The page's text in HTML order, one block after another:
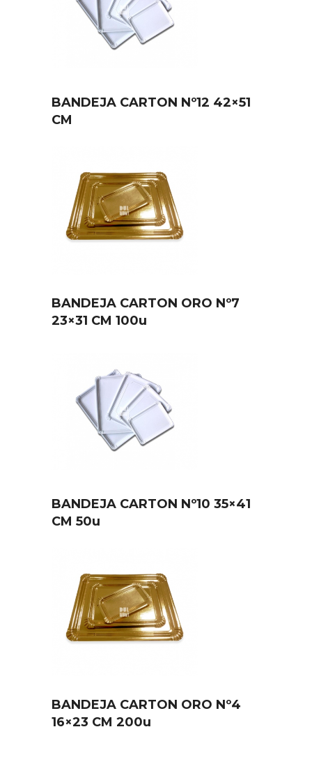
BANDEJA CARTON Nº12 42×51
CM
BANDEJA CARTON ORO Nº7
23×31 CM 100u
BANDEJA CARTON Nº10 35×41
CM 50u
BANDEJA CARTON ORO Nº4
16×23 CM 200u